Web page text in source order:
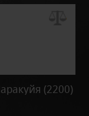
(2200)